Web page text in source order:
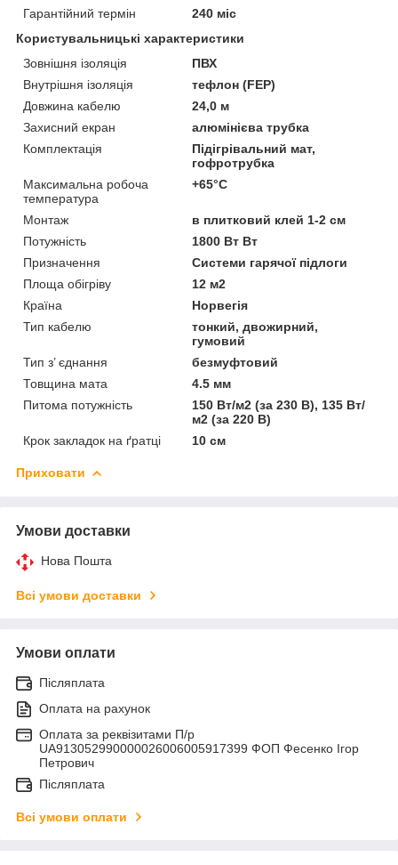
Гарантійний термін
240 міс
Користувальницькі характеристики
Зовнішня ізоляція
ПВХ
Внутрішня ізоляція
тефлон (FEP)
Довжина кабелю
24,0 м
Захисний екран
алюмінієва трубка
Комплектація
Підігрівальний мат,
гофротрубка
Максимальна робоча
температура
+65°C
Монтаж
в плитковий клей 1-2 см
Потужність
1800 Вт Вт
Призначення
Системи гарячої підлоги
Площа обігріву
12 м2
Країна
Норвегія
Тип кабелю
тонкий, двожирний,
гумовий
Тип з’ єднання
безмуфтовий
Товщина мата
4.5 мм
Питома потужність
150 Вт/м2 (за 230 В), 135 Вт/
м2 (за 220 В)
Крок закладок на ґратці
10 см
Приховати
Умови доставки
Нова Пошта
Всі умови доставки
Умови оплати
Післяплата
Оплата на рахунок
Оплата за реквізитами П/р
UA913052990000026006005917399 ФОП Фесенко Ігор
Петрович
Післяплата
Всі умови оплати